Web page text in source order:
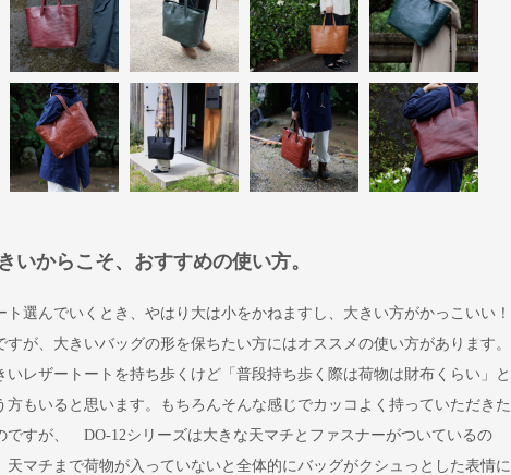
いからこそ、おすすめの使い方。
ト選んでいくとき、やはり大は小をかねますし、大きい方がかっこいい！
すが、大きいバッグの形を保ちたい方にはオススメの使い方があります。
いレザートートを持ち歩くけど「普段持ち歩く際は荷物は財布くらい」と
方もいると思います。もちろんそんな感じでカッコよく持っていただきた
ですが、 DO-12シリーズは大きな天マチとファスナーがついているの
天マチまで荷物が入っていないと全体的にバッグがクシュっとした表情に